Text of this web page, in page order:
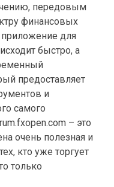
передовым
финансовых
приложение для
быстро, а
предоставляет
и
самого
– это
очень полезная и
кто уже торгует
только